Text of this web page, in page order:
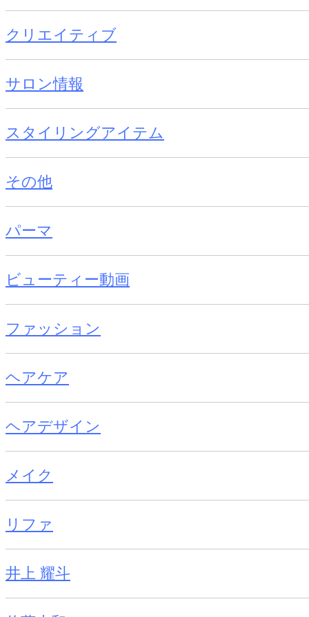
クリエイティブ
サロン情報
スタイリングアイテム
その他
パーマ
ビューティー動画
ファッション
ヘアケア
ヘアデザイン
メイク
リファ
井上 耀斗